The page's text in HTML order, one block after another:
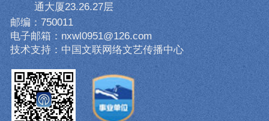
通大厦23.26.27层
邮编：750011
电子邮箱：nxwl0951@126.com
技术支持：中国文联网络文艺传播中心